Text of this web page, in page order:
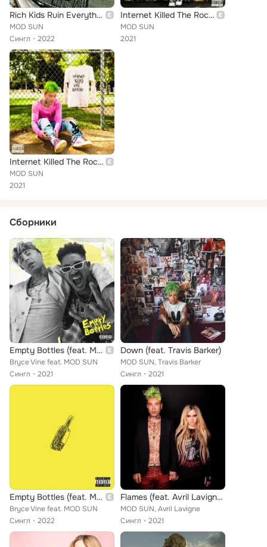
Rich Kids Ruin Everything
MOD SUN
Сингл
2022
Internet Killed The Rockstar
MOD SUN
2021
Internet Killed The Rockstar (Deluxe)
MOD SUN
2021
Сборники
Empty Bottles (feat. MOD SUN)
Bryce Vine feat. MOD SUN
Сингл
2021
Down (feat. Travis Barker)
MOD SUN, Travis Barker
Сингл
2021
Empty Bottles (feat. MOD SUN) (Stripped)
Bryce Vine feat. MOD SUN
Сингл
2022
Flames (feat. Avril Lavigne) [Acoustic]
MOD SUN, Avril Lavigne
Сингл
2021